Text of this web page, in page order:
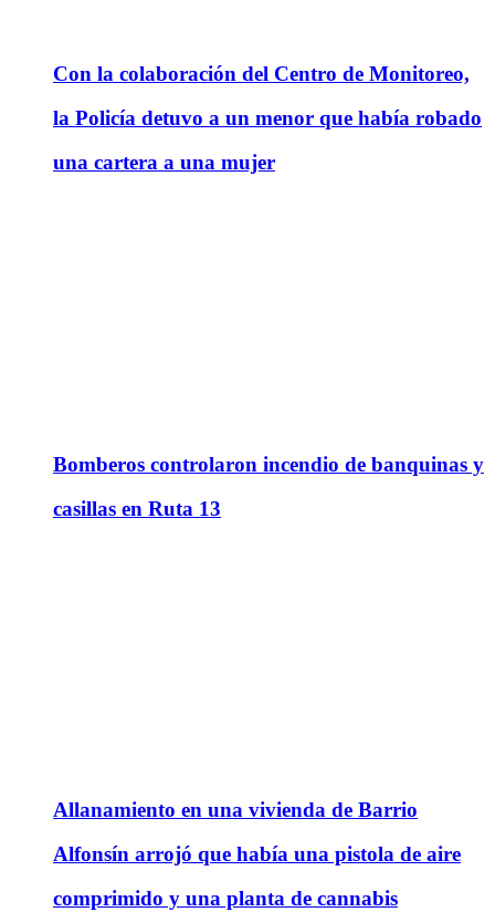
Con la colaboración del Centro de Monitoreo,
la Policía detuvo a un menor que había robado
una cartera a una mujer
Bomberos controlaron incendio de banquinas y
casillas en Ruta 13
Allanamiento en una vivienda de Barrio
Alfonsín arrojó que había una pistola de aire
comprimido y una planta de cannabis